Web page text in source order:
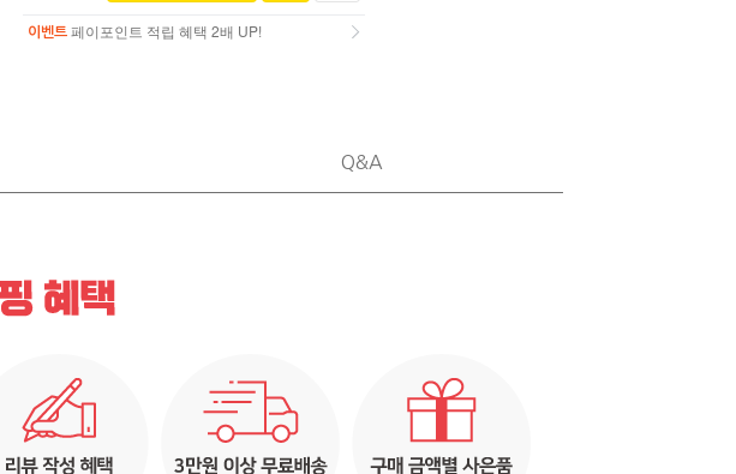
이벤트 페이포인트 적립 혜택 2배 UP!
Q&A